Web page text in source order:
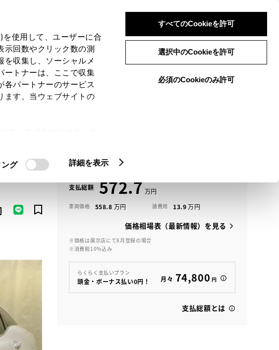
使用して、ユーザーに合
回数やクリック数の測
を収集し、ソーシャルメ
ートナーは、ここで収集
各パートナーのサービス
ます。当ウェブサイトの
グ 詳細を表示
すべてのCookieを許可
選択中のCookieを許可
必須のCookieのみ許可
ログイン 検索 メニュー
メニュー
支払総額 572.7
車両価格 558.8 諸費用 13.9
価格相場表（最新情報）を見る
※価格は展示店にて8月登録の場合
※消費税10%込み
らくらく支払いプラン
頭金・ボーナス払い0円！ 月々 74,800 円
支払総額とは